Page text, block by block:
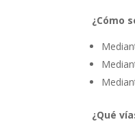
¿Cómo
¿Qué